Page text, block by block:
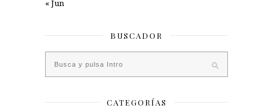
« Jun
BUSCADOR
CATEGORÍAS